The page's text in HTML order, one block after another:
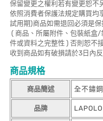
保留變更之權利若有變更恕不
依照消費者保護法規定購買均
試用期)商品如需退回必須是
( 商品、所屬附件、包裝紙盒
件或資料之完整性 ) 否則恕不
收到商品如有破損請於3日內
商品規格
商品簡述 全不鏽
品牌